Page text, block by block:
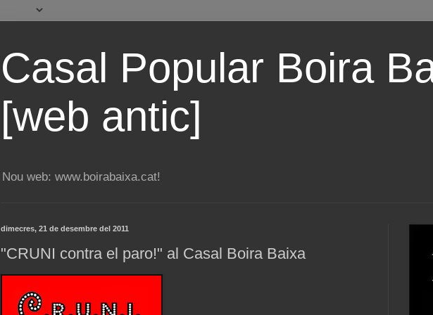
Casal Popular Boira
[web antic]
Nou web: www.boirabaixa.cat!
dimecres, 21 de desembre del 2011
"CRUNI contra el paro!" al Casal Boira Baixa